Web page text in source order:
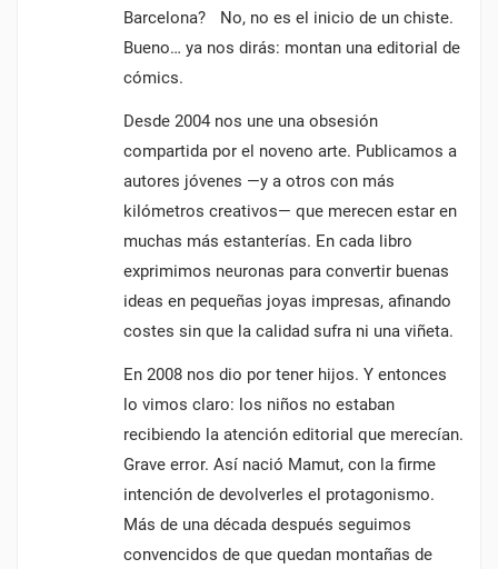
Barcelona? No, no es el inicio de un chiste.
Bueno… ya nos dirás: montan una editorial de
cómics.
Desde 2004 nos une una obsesión
compartida por el noveno arte. Publicamos a
autores jóvenes —y a otros con más
kilómetros creativos— que merecen estar en
muchas más estanterías. En cada libro
exprimimos neuronas para convertir buenas
ideas en pequeñas joyas impresas, afinando
costes sin que la calidad sufra ni una viñeta.
En 2008 nos dio por tener hijos. Y entonces
lo vimos claro: los niños no estaban
recibiendo la atención editorial que merecían.
Grave error. Así nació Mamut, con la firme
intención de devolverles el protagonismo.
Más de una década después seguimos
convencidos de que quedan montañas de